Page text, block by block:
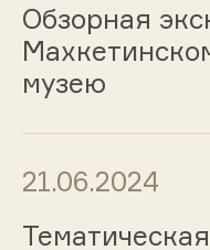
Обзорная
музею
21.06.2024